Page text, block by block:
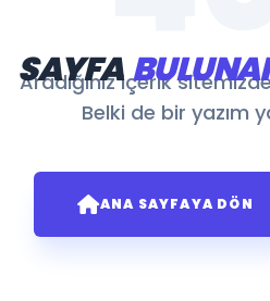
SAYFA
Aradığınız içerik
Belki de bir yazım
ANA SAYFAYA DÖN